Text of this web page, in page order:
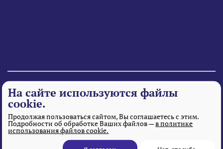
© 1995 - 2026 «Веста» Все права защищены.
На сайте используются файлы
cookie.
Продолжая пользоваться сайтом, Вы соглашаетесь с этим.
Подробности об обработке Ваших файлов —в политике
использования файлов cookie.